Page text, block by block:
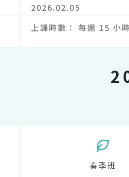
2026.02.05
上課時數
每週 15 小
春季班